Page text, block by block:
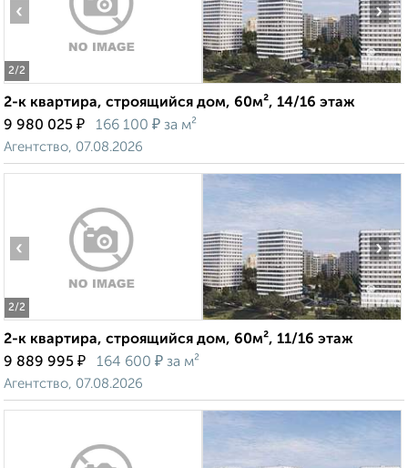
2/2
‹ ›
2-к квартира, строящийся дом, 60м², 14/16 этаж
9 980 025 ₽ 166 100 ₽ за м²
Агентство, 07.08.2026
2/2
‹ ›
2-к квартира, строящийся дом, 60м², 11/16 этаж
9 889 995 ₽ 164 600 ₽ за м²
Агентство, 07.08.2026